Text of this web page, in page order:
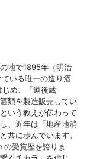
地で1895年（明治
いる唯一の造り酒
め、「道後蔵
類を製造販売してい
いう教えが伝わって
、近年は「地産地消
共に歩んでいます。
の受賞歴を誇りま